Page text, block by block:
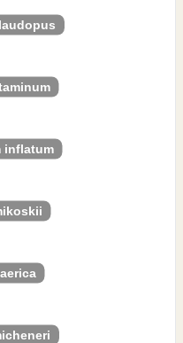
inflatum